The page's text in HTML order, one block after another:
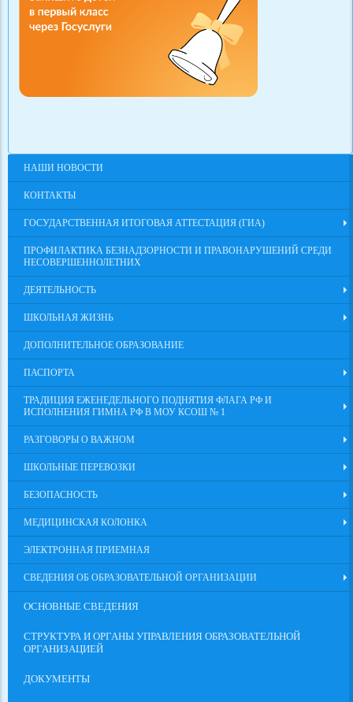
НАШИ НОВОСТИ
КОНТАКТЫ
ГОСУДАРСТВЕННАЯ ИТОГОВАЯ АТТЕСТАЦИЯ (ГИА)
ПРОФИЛАКТИКА БЕЗНАДЗОРНОСТИ И ПРАВОНАРУШЕНИЙ СРЕДИ
НЕСОВЕРШЕННОЛЕТНИХ
ДЕЯТЕЛЬНОСТЬ
ШКОЛЬНАЯ ЖИЗНЬ
ДОПОЛНИТЕЛЬНОЕ ОБРАЗОВАНИЕ
ПАСПОРТА
ТРАДИЦИЯ ЕЖЕНЕДЕЛЬНОГО ПОДНЯТИЯ ФЛАГА РФ И
ИСПОЛНЕНИЯ ГИМНА РФ В МОУ КСОШ № 1
РАЗГОВОРЫ О ВАЖНОМ
ШКОЛЬНЫЕ ПЕРЕВОЗКИ
БЕЗОПАСНОСТЬ
МЕДИЦИНСКАЯ КОЛОНКА
ЭЛЕКТРОННАЯ ПРИЕМНАЯ
СВЕДЕНИЯ ОБ ОБРАЗОВАТЕЛЬНОЙ ОРГАНИЗАЦИИ
ОСНОВНЫЕ СВЕДЕНИЯ
СТРУКТУРА И ОРГАНЫ УПРАВЛЕНИЯ ОБРАЗОВАТЕЛЬНОЙ
ОРГАНИЗАЦИЕЙ
ДОКУМЕНТЫ